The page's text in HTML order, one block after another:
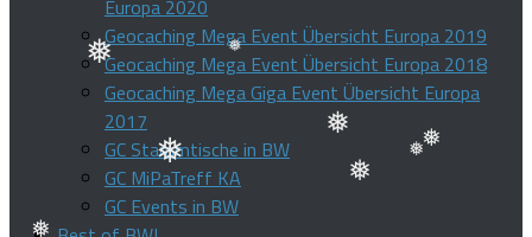
❅
❅
❅
Europa 2020
Geocaching Mega Event Übersicht Europa 2019
Geocaching Mega Event Übersicht Europa 2018
Geocaching Mega Giga Event Übersicht Europa
2017
GC Stammtische in BW
GC MiPaTreff KA
GC Events in BW